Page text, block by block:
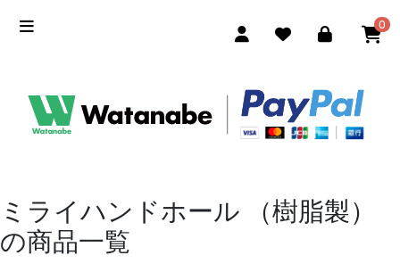
0
ミライハンドホール （樹脂製）
の商品一覧